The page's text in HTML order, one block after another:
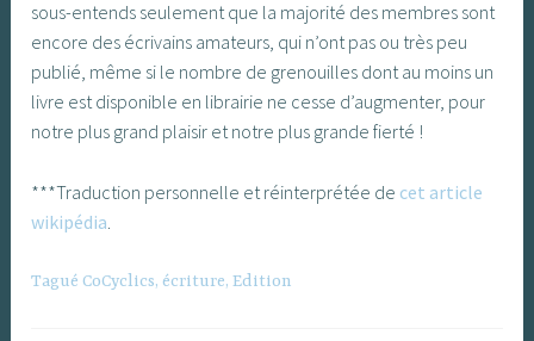
sous-entends seulement que la majorité des membres sont
encore des écrivains amateurs, qui n’ont pas ou très peu
publié, même si le nombre de grenouilles dont au moins un
livre est disponible en librairie ne cesse d’augmenter, pour
notre plus grand plaisir et notre plus grande fierté !
***Traduction personnelle et réinterprétée de cet article
wikipédia
Tagué CoCyclics, écriture,Edition